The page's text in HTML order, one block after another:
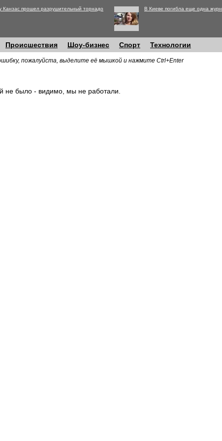
Канзас прошел разрушительный торнадо В Киеве погибла еще одна
Происшествия Шоу-бизнес Спорт Технологии
пожалуйста, выделите её мышкой и нажмите Ctrl+Enter
не было - видимо, мы не работали.